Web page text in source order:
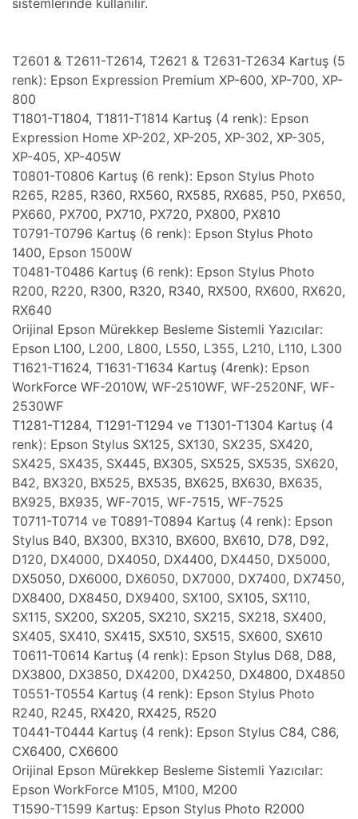
sistemlerinde kullanılır.
T2601 & T2611-T2614, T2621 & T2631-T2634 Kartuş (5
renk): Epson Expression Premium XP-600, XP-700, XP-
800
T1801-T1804, T1811-T1814 Kartuş (4 renk): Epson
Expression Home XP-202, XP-205, XP-302, XP-305,
XP-405, XP-405W
T0801-T0806 Kartuş (6 renk): Epson Stylus Photo
R265, R285, R360, RX560, RX585, RX685, P50, PX650,
PX660, PX700, PX710, PX720, PX800, PX810
T0791-T0796 Kartuş (6 renk): Epson Stylus Photo
1400, Epson 1500W
T0481-T0486 Kartuş (6 renk): Epson Stylus Photo
R200, R220, R300, R320, R340, RX500, RX600, RX620,
RX640
Orijinal Epson Mürekkep Besleme Sistemli Yazıcılar:
Epson L100, L200, L800, L550, L355, L210, L110, L300
T1621-T1624, T1631-T1634 Kartuş (4renk): Epson
WorkForce WF-2010W, WF-2510WF, WF-2520NF, WF-
2530WF
T1281-T1284, T1291-T1294 ve T1301-T1304 Kartuş (4
renk): Epson Stylus SX125, SX130, SX235, SX420,
SX425, SX435, SX445, BX305, SX525, SX535, SX620,
B42, BX320, BX525, BX535, BX625, BX630, BX635,
BX925, BX935, WF-7015, WF-7515, WF-7525
T0711-T0714 ve T0891-T0894 Kartuş (4 renk): Epson
Stylus B40, BX300, BX310, BX600, BX610, D78, D92,
D120, DX4000, DX4050, DX4400, DX4450, DX5000,
DX5050, DX6000, DX6050, DX7000, DX7400, DX7450,
DX8400, DX8450, DX9400, SX100, SX105, SX110,
SX115, SX200, SX205, SX210, SX215, SX218, SX400,
SX405, SX410, SX415, SX510, SX515, SX600, SX610
T0611-T0614 Kartuş (4 renk): Epson Stylus D68, D88,
DX3800, DX3850, DX4200, DX4250, DX4800, DX4850
T0551-T0554 Kartuş (4 renk): Epson Stylus Photo
R240, R245, RX420, RX425, R520
T0441-T0444 Kartuş (4 renk): Epson Stylus C84, C86,
CX6400, CX6600
Orijinal Epson Mürekkep Besleme Sistemli Yazıcılar:
Epson WorkForce M105, M100, M200
T1590-T1599 Kartuş: Epson Stylus Photo R2000